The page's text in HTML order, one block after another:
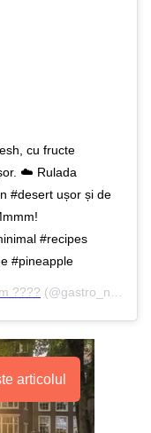
cu fructe
☁️ Rulada
#desert ușor și de
#recipes
#pineapple
???? (@gastro_nom_nom) peApr 22, 2020 la 9:37 PDT
articolul